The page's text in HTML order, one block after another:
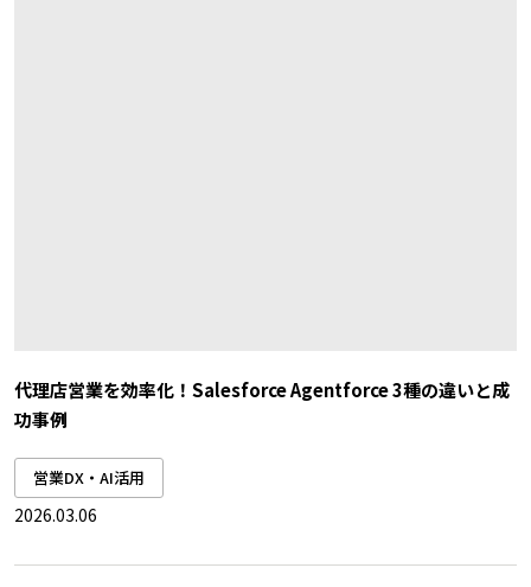
代理店営業を効率化！Salesforce Agentforce 3種の違いと成
功事例
営業DX・AI活用
2026.03.06